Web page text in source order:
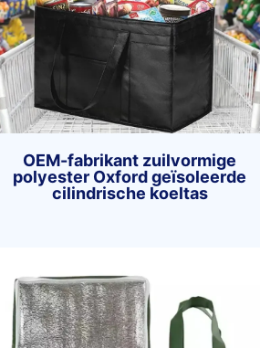
OEM-fabrikant zuilvormige
polyester Oxford geïsoleerde
cilindrische koeltas